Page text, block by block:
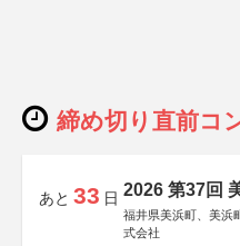
締め切り直前コ
あと 33 日 2026 第37回
福井県美浜町、美浜
式会社